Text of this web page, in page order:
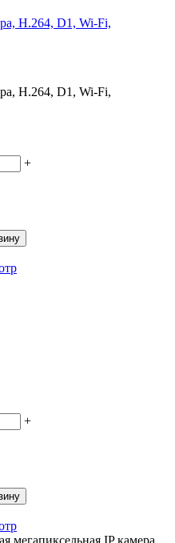
H.264, D1, Wi-Fi,
H.264, D1, Wi-Fi,
+
+